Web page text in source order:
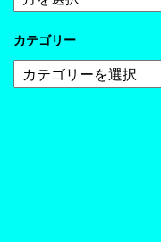
ー
イ
カテゴリー
テ